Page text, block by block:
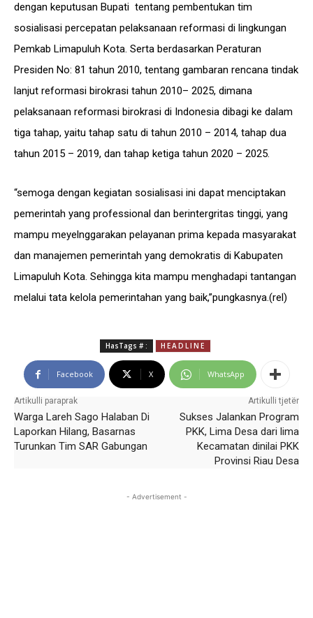
dengan keputusan Bupati tentang pembentukan tim
sosialisasi percepatan pelaksanaan reformasi di lingkungan
Pemkab Limapuluh Kota. Serta berdasarkan Peraturan
Presiden No: 81 tahun 2010, tentang gambaran rencana tindak
lanjut reformasi birokrasi tahun 2010– 2025, dimana
pelaksanaan reformasi birokrasi di Indonesia dibagi ke dalam
tiga tahap, yaitu tahap satu di tahun 2010 – 2014, tahap dua
tahun 2015 – 2019, dan tahap ketiga tahun 2020 – 2025.
“semoga dengan kegiatan sosialisasi ini dapat menciptakan
pemerintah yang professional dan berintergritas tinggi, yang
mampu meyelnggarakan pelayanan prima kepada masyarakat
dan manajemen pemerintah yang demokratis di Kabupaten
Limapuluh Kota. Sehingga kita mampu menghadapi tantangan
melalui tata kelola pemerintahan yang baik,”pungkasnya.(rel)
HasTags # : HEADLINE
Facebook X WhatsApp
Artikulli paraprak
Warga Lareh Sago Halaban Di
Laporkan Hilang, Basarnas
Turunkan Tim SAR Gabungan
Artikulli tjetër
Sukses Jalankan Program
PKK, Lima Desa dari lima
Kecamatan dinilai PKK
Provinsi Riau Desa
- Advertisement -